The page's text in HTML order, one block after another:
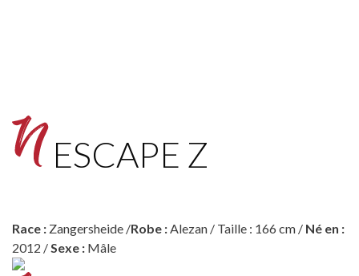
ESCAPE Z
Race : Zangersheide /Robe :Alezan / Taille : 166 cm / Né en :
2012 /Sexe : Mâle